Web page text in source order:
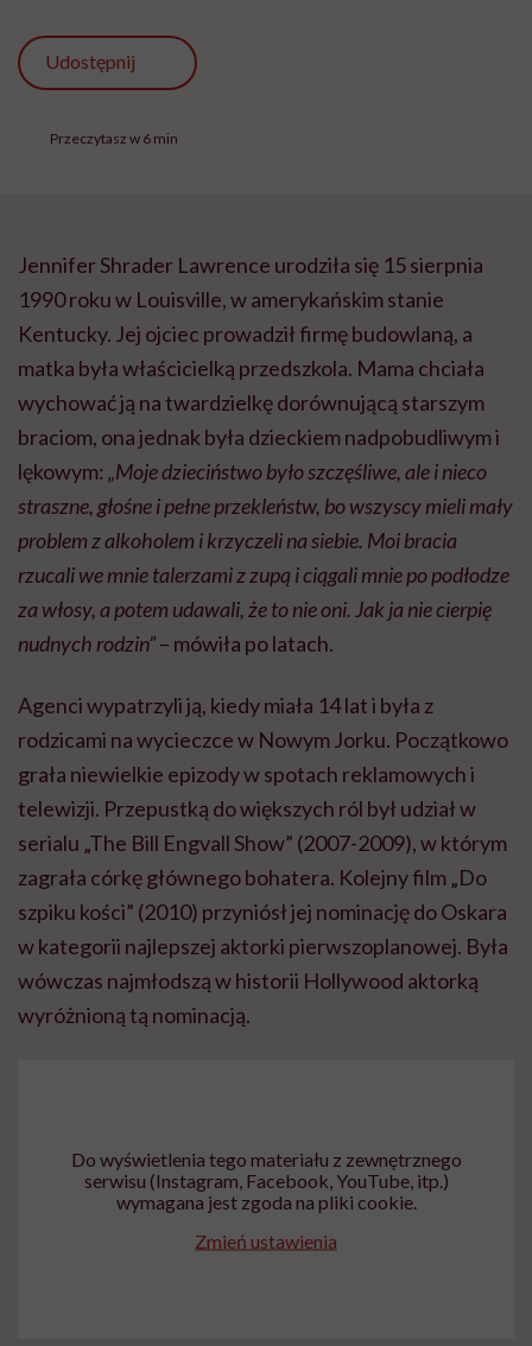
Udostępnij
Przeczytasz w 6 min
Jennifer Shrader Lawrence urodziła się 15 sierpnia
1990 roku w Louisville, w amerykańskim stanie
Kentucky. Jej ojciec prowadził firmę budowlaną, a
matka była właścicielką przedszkola. Mama chciała
wychować ją na twardzielkę dorównującą starszym
braciom, ona jednak była dzieckiem nadpobudliwym i
lękowym: „Moje dzieciństwo było szczęśliwe, ale i nieco
straszne, głośne i pełne przekleństw, bo wszyscy mieli mały
problem z alkoholem i krzyczeli na siebie. Moi bracia
rzucali we mnie talerzami z zupą i ciągali mnie po podłodze
za włosy, a potem udawali, że to nie oni. Jak ja nie cierpię
nudnych rodzin”– mówiła po latach.
Agenci wypatrzyli ją, kiedy miała 14 lat i była z
rodzicami na wycieczce w Nowym Jorku. Początkowo
grała niewielkie epizody w spotach reklamowych i
telewizji. Przepustką do większych ról był udział w
serialu „The Bill Engvall Show” (2007-2009), w którym
zagrała córkę głównego bohatera. Kolejny film „Do
szpiku kości” (2010) przyniósł jej nominację do Oskara
w kategorii najlepszej aktorki pierwszoplanowej. Była
wówczas najmłodszą w historii Hollywood aktorką
wyróżnioną tą nominacją.
Do wyświetlenia tego materiału z zewnętrznego
serwisu (Instagram, Facebook, YouTube, itp.)
wymagana jest zgoda na pliki cookie.
Zmień ustawienia